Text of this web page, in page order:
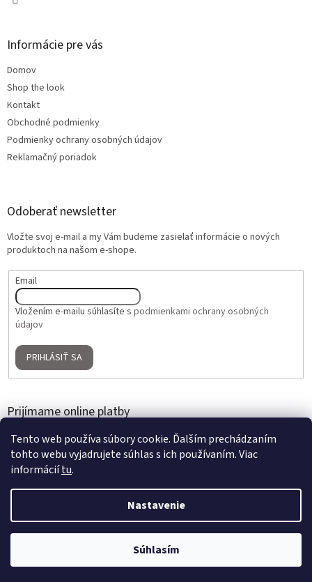
Tento web používa súbory cookie. Ďalším prechádzaním
tohto webu vyjadrujete súhlas s ich používaním. Viac
informáciítu.
Nastavenie
Súhlasím
2 + 1 ZADARMO na umelé kvety a aranžmány | Nakúpte 3 produkty,
Informácie pre vás
Domov
Shop the look
Kontakt
Obchodné podmienky
Podmienky ochrany osobných údajov
Reklamačný poriadok
Odoberať newsletter
Vložte svoj e-mail a my Vám budeme zasielať informácie o nových
produktoch na našom e-shope.
Email
Vložením e-mailu súhlasíte s podmienkami ochrany osobných
údajov
PRIHLÁSIŤ SA
Prijímame online platby
Vytvoril Shoptet
Home Gallery. Všetky práva vyhradené.